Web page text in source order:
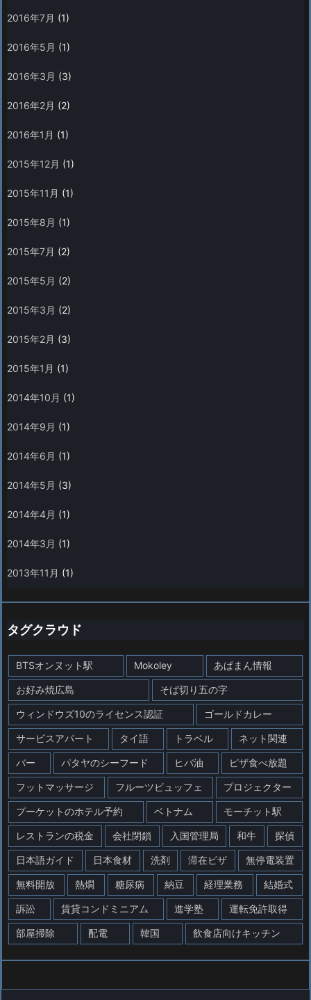
2016年7月 (1)
2016年5月 (1)
2016年3月 (3)
2016年2月 (2)
2016年1月 (1)
2015年12月 (1)
2015年11月 (1)
2015年8月 (1)
2015年7月 (2)
2015年5月 (2)
2015年3月 (2)
2015年2月 (3)
2015年1月 (1)
2014年10月 (1)
2014年9月 (1)
2014年6月 (1)
2014年5月 (3)
2014年4月 (1)
2014年3月 (1)
2013年11月 (1)
タグクラウド
BTSオンヌット駅 Mokoley あぱまん情報
お好み焼広島 そば切り五の字
ウィンドウズ10のライセンス認証 ゴールドカレー
サービスアパート タイ語 トラベル ネット関連
バー パタヤのシーフード ヒバ油 ピザ食べ放題
フットマッサージ フルーツビュッフェ プロジェクター
プーケットのホテル予約 ベトナム モーチット駅
レストランの税金 会社閉鎖 入国管理局 和牛 探偵
日本語ガイド 日本食材 洗剤 滞在ビザ 無停電装置
無料開放 熱燗 糖尿病 納豆 経理業務 結婚式
訴訟 賃貸コンドミニアム 進学塾 運転免許取得
部屋掃除 配電 韓国 飲食店向けキッチン